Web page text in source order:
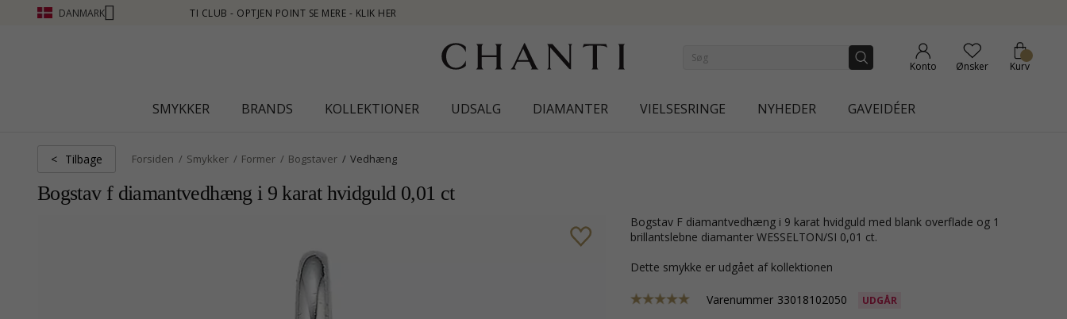
DANMARK
SE MERE - KLIK HER
Konto Ønsker Kurv
SMYKKER BRANDS KOLLEKTIONER UDSALG DIAMANTER VIELSESRINGE NYHEDER GAVEIDÉER
< Tilbage Forsiden Smykker Former Bogstaver Vedhæng
Bogstav f diamantvedhæng i 9 karat hvidguld 0,01 ct
bogstav F diamantvedhæng i 9 karat hvidguld med blank overflade og 1
brillantslebne diamanter WESSELTON/SI 0,01 ct.
Dette smykke er udgået af kollektionen
Varenummer 33018102050 UDGÅR